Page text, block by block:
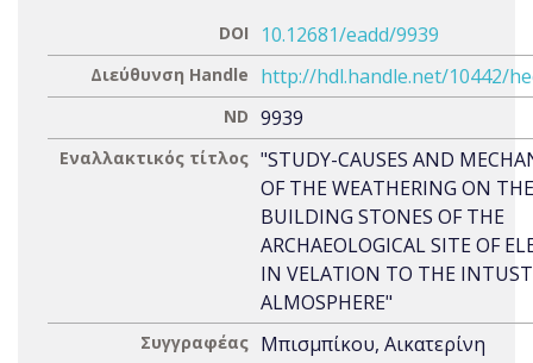
DOI 10.12681/eadd/9939
Διεύθυνση Handle http://hdl.handle.net/10442/
ND 9939
Εναλλακτικός τίτλος "STUDY-CAUSES AND
OF THE WEATHERING ON THE
BUILDING STONES OF THE
ARCHAEOLOGICAL SITE OF
IN VELATION TO THE
ALMOSPHERE"
Συγγραφέας Μπισμπίκου, Αικατερίνη